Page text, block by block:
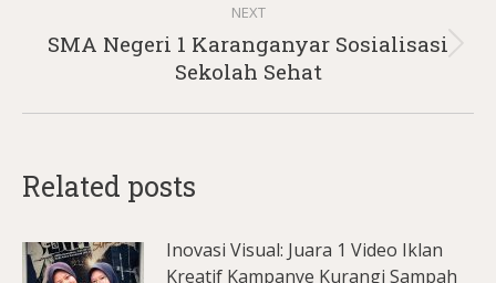
NEXT
Next
post:
SMA Negeri 1 Karanganyar Sosialisasi
Sekolah Sehat
Related posts
Inovasi Visual: Juara 1 Video Iklan
Kreatif Kampanye Kurangi Sampah